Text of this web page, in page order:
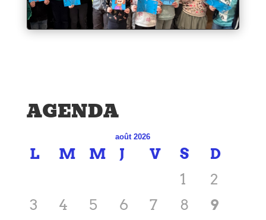
AGENDA
août 2026
L M M J V S
D
1
2
3
4 5 6 7 8
9